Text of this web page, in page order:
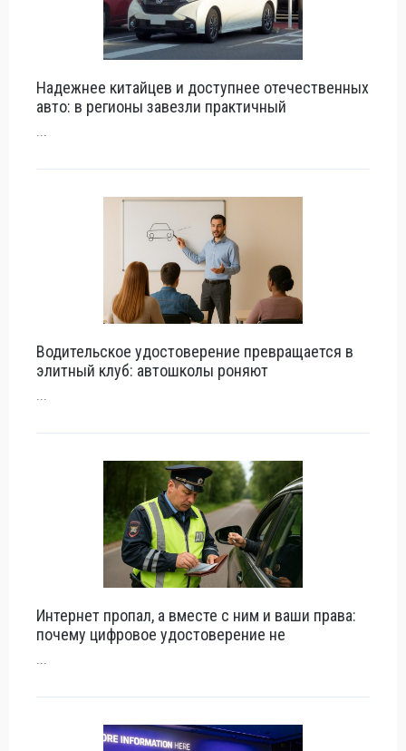
Надежнее китайцев и доступнее отечественных
авто: в регионы завезли практичный
...
Водительское удостоверение превращается в
элитный клуб: автошколы роняют
...
Интернет пропал, а вместе с ним и ваши права:
почему цифровое удостоверение не
...